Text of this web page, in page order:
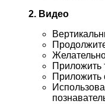
2. Видео
Приложить
Приложить